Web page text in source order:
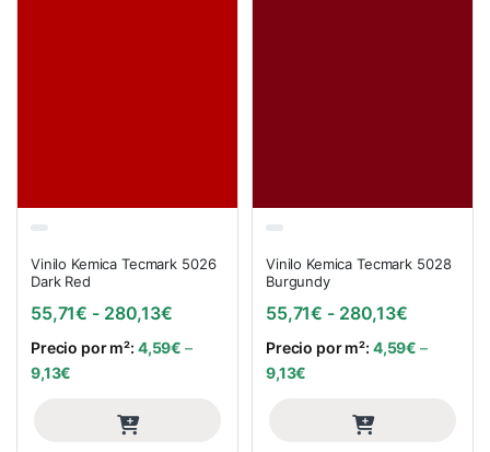
Vinilo Kemica Tecmark 5026
Dark Red
55,71€ - 280,13€Rango de precios: desde 55,71€
Precio por m²: 4,59€ –
9,13€
Vinilo Kemica Tecmark 5028
Burgundy
55,71€ - 280,13€Rango
Precio por m²: 4,59€ –
9,13€